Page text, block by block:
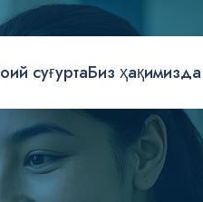
суғуртаБиз ҳақимизда